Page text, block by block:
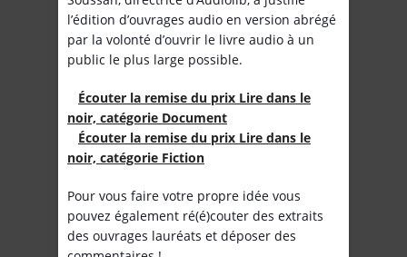
l’édition d’ouvrages audio en version abrégé
par la volonté d’ouvrir le livre audio à un
public le plus large possible.
Écouter la remise du prix Lire dans le
noir, catégorie Document
Écouter la remise du prix Lire dans le
noir, catégorie Fiction
Pour vous faire votre propre idée vous
pouvez également ré(é)couter des extraits
des ouvrages lauréats et déposer des